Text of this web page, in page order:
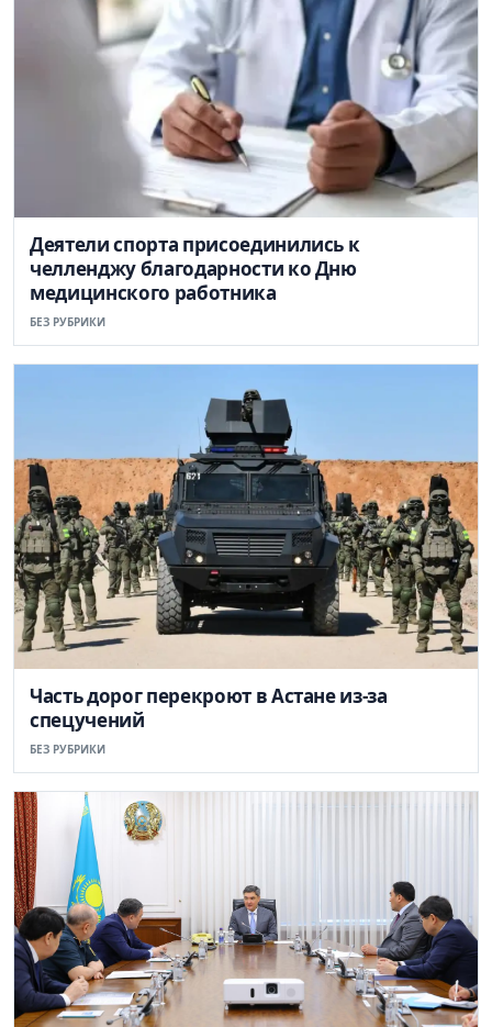
Деятели спорта присоединились к
челленджу благодарности ко Дню
медицинского работника
БЕЗ РУБРИКИ
Часть дорог перекроют в Астане из-за
спецучений
БЕЗ РУБРИКИ